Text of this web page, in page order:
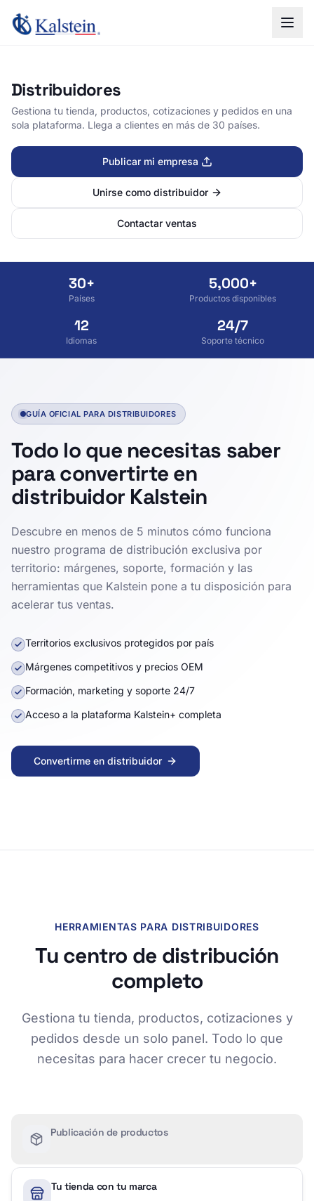
Distribuidores
Gestiona tu tienda, productos, cotizaciones y pedidos en una
sola plataforma. Llega a clientes en más de 30 países.
Publicar mi empresa
Unirse como distribuidor
Contactar ventas
30+
Países
5,000+
Productos disponibles
12
Idiomas
24/7
Soporte técnico
GUÍA OFICIAL PARA DISTRIBUIDORES
Todo lo que necesitas saber
para convertirte en
distribuidor Kalstein
Descubre en menos de 5 minutos cómo funciona
nuestro programa de distribución exclusiva por
territorio: márgenes, soporte, formación y las
herramientas que Kalstein pone a tu disposición para
acelerar tus ventas.
Territorios exclusivos protegidos por país
Márgenes competitivos y precios OEM
Formación, marketing y soporte 24/7
Acceso a la plataforma Kalstein+ completa
Convertirme en distribuidor
HERRAMIENTAS PARA DISTRIBUIDORES
Tu centro de distribución
completo
Gestiona tu tienda, productos, cotizaciones y
pedidos desde un solo panel. Todo lo que
necesitas para hacer crecer tu negocio.
Publicación de productos
Tu tienda con tu marca